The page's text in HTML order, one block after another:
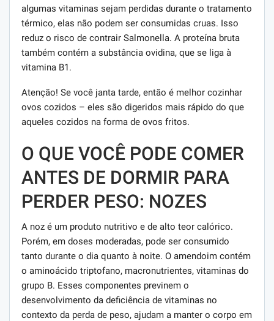
algumas vitaminas sejam perdidas durante o tratamento
térmico, elas não podem ser consumidas cruas. Isso
reduz o risco de contrair Salmonella. A proteína bruta
também contém a substância ovidina, que se liga à
vitamina B1.
Atenção! Se você janta tarde, então é melhor cozinhar
ovos cozidos – eles são digeridos mais rápido do que
aqueles cozidos na forma de ovos fritos.
O QUE VOCÊ PODE COMER
ANTES DE DORMIR PARA
PERDER PESO: NOZES
A noz é um produto nutritivo e de alto teor calórico.
Porém, em doses moderadas, pode ser consumido
tanto durante o dia quanto à noite. O amendoim contém
o aminoácido triptofano, macronutrientes, vitaminas do
grupo B. Esses componentes previnem o
desenvolvimento da deficiência de vitaminas no
contexto da perda de peso, ajudam a manter o corpo em